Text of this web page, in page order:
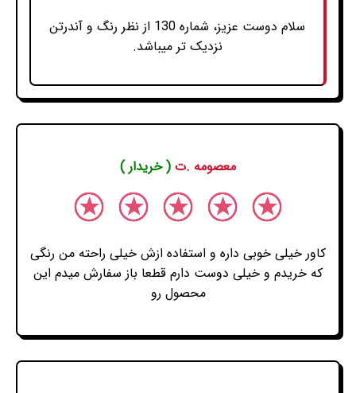
سلام دوست عزیز، شماره 130 از نظر رنگ و آندرتن
نزدیک تر میباشد.
معصومه .ت ( خریدار )
کاور خیلی خوبی داره و استفاده ازش خیلی راحته من رنگی
که خریدم و خیلی دوست دارم قطعا باز سفارش میدم این
محصول رو